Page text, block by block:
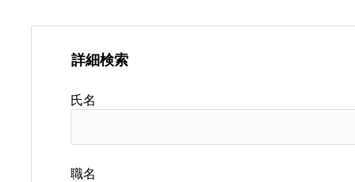
詳細検索
氏名
職名